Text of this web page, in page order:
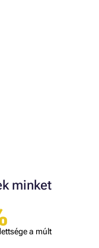
minket
a múlt